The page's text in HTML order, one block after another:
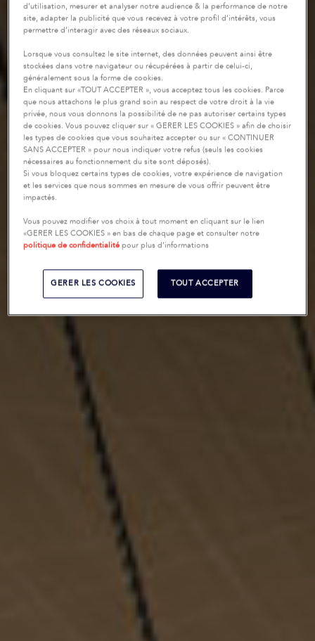
d’utilisation, mesurer et analyser notre audience & la performance de notre
site, adapter la publicité que vous recevez à votre profil d’intérêts, vous
permettre d’interagir avec des réseaux sociaux.
Lorsque vous consultez le site internet, des données peuvent ainsi être
stockées dans votre navigateur ou récupérées à partir de celui-ci,
généralement sous la forme de cookies.
En cliquant sur «TOUT ACCEPTER », vous acceptez tous les cookies. Parce
que nous attachons le plus grand soin au respect de votre droit à la vie
privée, nous vous donnons la possibilité de ne pas autoriser certains types
de cookies. Vous pouvez cliquer sur « GERER LES COOKIES » afin de choisir
les types de cookies que vous souhaitez accepter ou sur « CONTINUER
SANS ACCEPTER » pour nous indiquer votre refus (seuls les cookies
nécessaires au fonctionnement du site sont déposés).
Si vous bloquez certains types de cookies, votre expérience de navigation
et les services que nous sommes en mesure de vous offrir peuvent être
impactés.
Vous pouvez modifier vos choix à tout moment en cliquant sur le lien
«GERER LES COOKIES » en bas de chaque page et consulter notre
politique de confidentialité pour plus d’informations
GERER LES COOKIES TOUT ACCEPTER